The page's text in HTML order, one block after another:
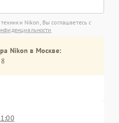
Nikon, Вы соглашаетесь с
Nikon в Москве: